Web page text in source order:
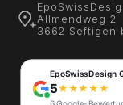
Allmendweg 2
3662 Seftigen